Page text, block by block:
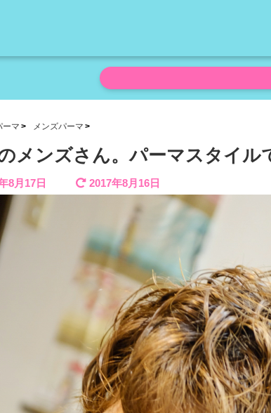
ーマ メンズパーマ
メンズさん。パーマスタイル
8月17日 2017年8月16日